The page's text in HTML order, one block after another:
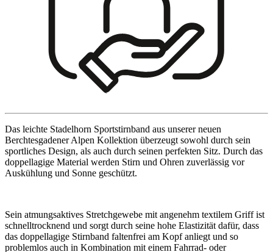
Das leichte Stadelhorn Sportstirnband aus unserer neuen
Berchtesgadener Alpen Kollektion überzeugt sowohl durch sein
sportliches Design, als auch durch seinen perfekten Sitz. Durch das
doppellagige Material werden Stirn und Ohren zuverlässig vor
Auskühlung und Sonne geschützt.
Sein atmungsaktives Stretchgewebe mit angenehm textilem Griff ist
schnelltrocknend und sorgt durch seine hohe Elastizität dafür, dass
das doppellagige Stirnband faltenfrei am Kopf anliegt und so
problemlos auch in Kombination mit einem Fahrrad- oder